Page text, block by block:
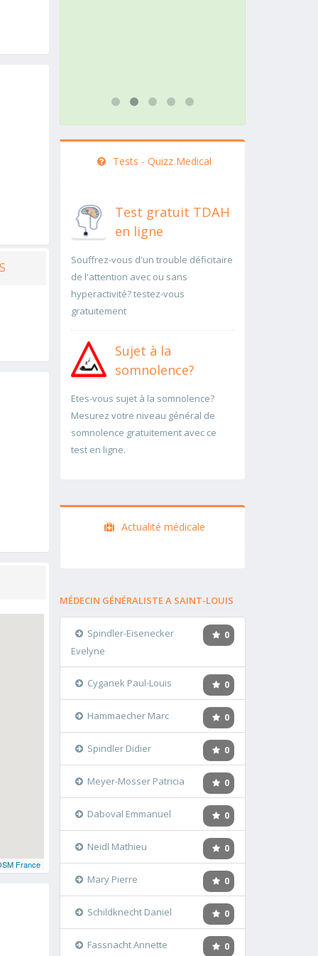
France
Tests - Quizz Medical
Test gratuit TDAH
en ligne
Souffrez-vous d'un trouble déficitaire
de l'attention avec ou sans
hyperactivité? testez-vous
gratuitement
Sujet à la
somnolence?
Etes-vous sujet à la somnolence?
Mesurez votre niveau général de
somnolence gratuitement avec ce
test en ligne.
Actualité médicale
MÉDECIN GÉNÉRALISTE A SAINT-LOUIS
0
Spindler-Eisenecker
Evelyne
0
Cyganek Paul-Louis
0
Hammaecher Marc
0
Spindler Didier
0
Meyer-Mosser Patricia
0
Daboval Emmanuel
0
Neidl Mathieu
0
Mary Pierre
0
Schildknecht Daniel
0
Fassnacht Annette